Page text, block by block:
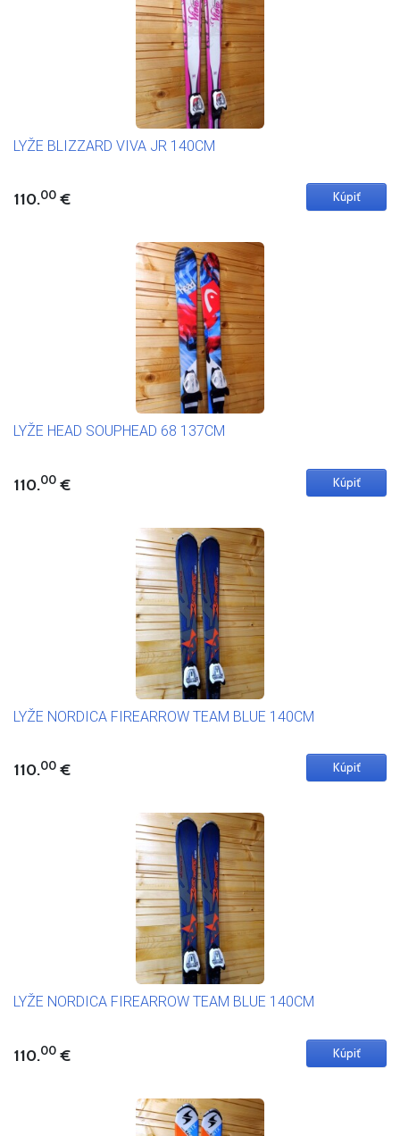
LYŽE BLIZZARD VIVA JR 140CM
110.00 €
LYŽE HEAD SOUPHEAD 68 137CM
110.00 €
LYŽE NORDICA FIREARROW TEAM BLUE 140CM
110.00 €
LYŽE NORDICA FIREARROW TEAM BLUE 140CM
110.00 €